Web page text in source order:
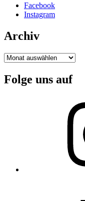
Facebook
Instagram
Archiv
Archiv
Folge uns auf